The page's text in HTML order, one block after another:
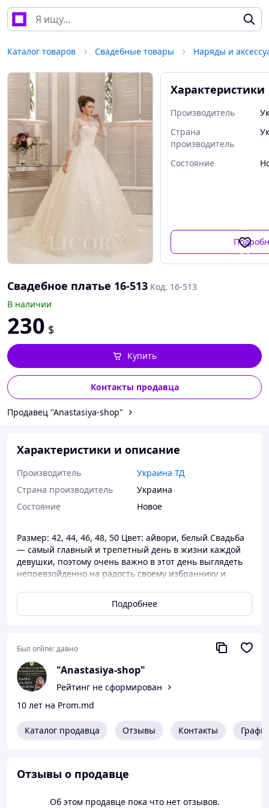
Каталог товаров Свадебные товары Наряды и
Характеристики
Производитель
Страна
производитель
Состояние
Свадебное платье 16-513 Код: 16-513
В наличии
230 $
Контакты продавца
Купить
Продавец "Anastasiya-shop"
Характеристики и описание
Производитель
Украина ТД
Страна производитель
Украина
Состояние
Новое
Размер: 42, 44, 46, 48, 50 Цвет: айвори, белый Свадьба
— самый главный и трепетный день в жизни каждой
девушки, поэтому очень важно в этот день выглядеть
непревзойденно на радость своему избраннику и
невесты составляет свадебное платье, которое
поможет создать неповторимый, уникальный, нежный
Подробнее
Был online:давно
"Anastasiya-shop"
Рейтинг не сформирован
10 лет на Prom.md
Каталог продавца Отзывы Контакты
Отзывы о продавце
Об этом продавце пока что нет отзывов.